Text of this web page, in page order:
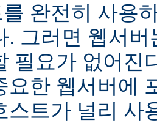
완전히 사용
. 그러면 웹서
필요가 없어진
요한 웹서버에
스트가 널리 사